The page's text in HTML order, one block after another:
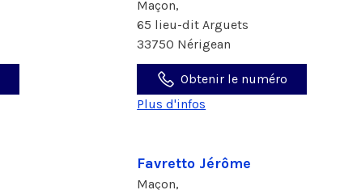
Maçon,
65 lieu-dit Arguets
33750 Nérigean
Obtenir le numéro
Plus d'infos
Favretto Jérôme
Maçon,